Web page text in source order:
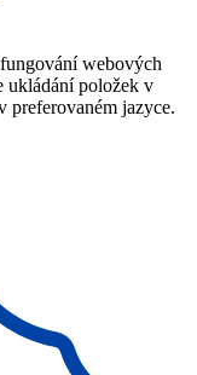
webových
ukládání položek v
preferovaném jazyce.